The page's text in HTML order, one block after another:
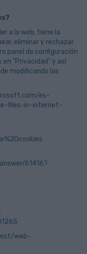
a la web, tiene la
eliminar y rechazar
panel de configuración
en "Privacidad" y así
modificando las
es-
files-in-internet-
61416?
web-